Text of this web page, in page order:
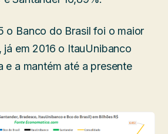
o Banco do Brasil foi o maior
em 2016 o ItauUnibanco
e a mantém até a presente